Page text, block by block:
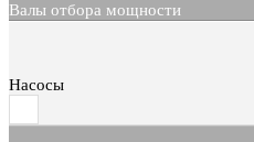
Валы отбора мощности
Насосы